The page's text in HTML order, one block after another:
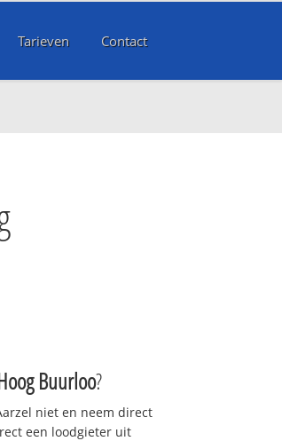
Tarieven Contact
Buurloo?
niet en neem direct
een loodgieter uit